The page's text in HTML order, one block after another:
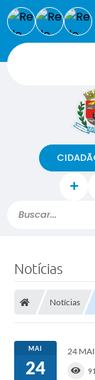
Buscar...
Notícias
Notícias
MAI
24
24